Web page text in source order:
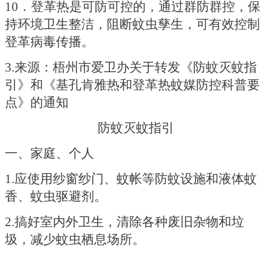
10．登革热是可防可控的，通过群防群控，保
持环境卫生整洁，阻断蚊虫孳生，可有效控制
登革病毒传播。
3.来源：梧州市爱卫办关于转发《防蚊灭蚊指
引》和《基孔肯雅热和登革热蚊媒防控科普要
点》的通知
防蚊灭蚊指引
一、家庭、个人
1.应使用纱窗纱门、蚊帐等防蚊设施和液体蚊
香、蚊虫驱避剂。
2.搞好室内外卫生，清除各种废旧杂物和垃
圾，减少蚊虫栖息场所。